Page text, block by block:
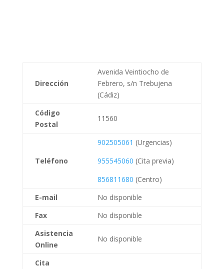
Dirección
Avenida Veintiocho de
Febrero, s/n Trebujena
(Cádiz)
Código
Postal
11560
Teléfono
902505061 (Urgencias)
955545060 (Cita previa)
856811680 (Centro)
E-mail
No disponible
Fax
No disponible
Asistencia
Online
No disponible
Cita